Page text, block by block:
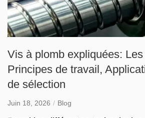
Vis à plomb expliquées:
Principes de travail,
de sélection
Juin 18, 2026 Blog